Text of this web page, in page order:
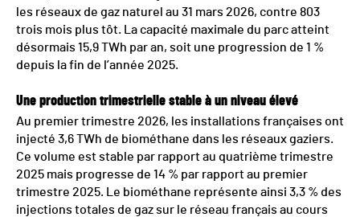
les réseaux de gaz naturel au 31 mars 2026, contre 803
trois mois plus tôt. La capacité maximale du parc atteint
désormais 15,9 TWh par an, soit une progression de 1 %
depuis la fin de l’année 2025.
Une production trimestrielle stable à un niveau élevé
Au premier trimestre 2026, les installations françaises ont
injecté 3,6 TWh de biométhane dans les réseaux gaziers.
Ce volume est stable par rapport au quatrième trimestre
2025 mais progresse de 14 % par rapport au premier
trimestre 2025. Le biométhane représente ainsi 3,3 % des
injections totales de gaz sur le réseau français au cours